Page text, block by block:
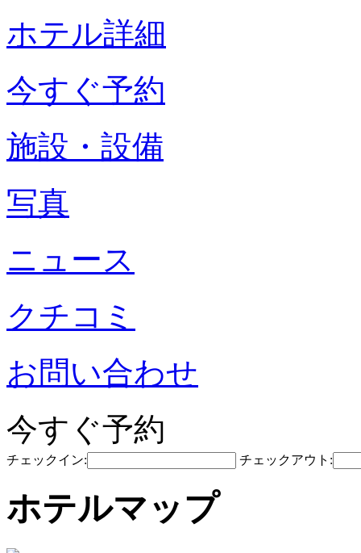
ホテル詳細
今すぐ予約
施設・設備
写真
ニュース
クチコミ
お問い合わせ
今すぐ予約
チェックイン: チェックアウト:
ホテルマップ